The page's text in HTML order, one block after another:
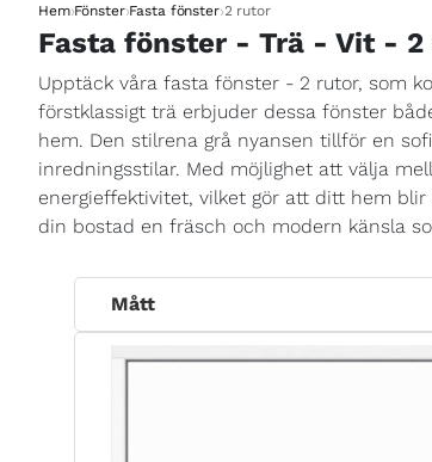
Hem›Fönster›Fasta fönster›2 rutor
Fasta fönster - Trä - Vit -
Upptäck våra fasta fönster - 2 rutor, som
förstklassigt trä erbjuder dessa fönster
hem. Den stilrena grå nyansen tillför en
inredningsstilar. Med möjlighet att välja
energieffektivitet, vilket gör att ditt hem
din bostad en fräsch och modern känsla
Mått